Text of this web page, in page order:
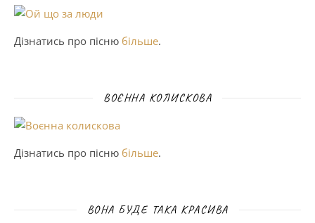
Дізнатись про пісню більше.
ВОЄННА КОЛИСКОВА
Дізнатись про пісню більше.
ВОНА БУДЕ ТАКА КРАСИВА